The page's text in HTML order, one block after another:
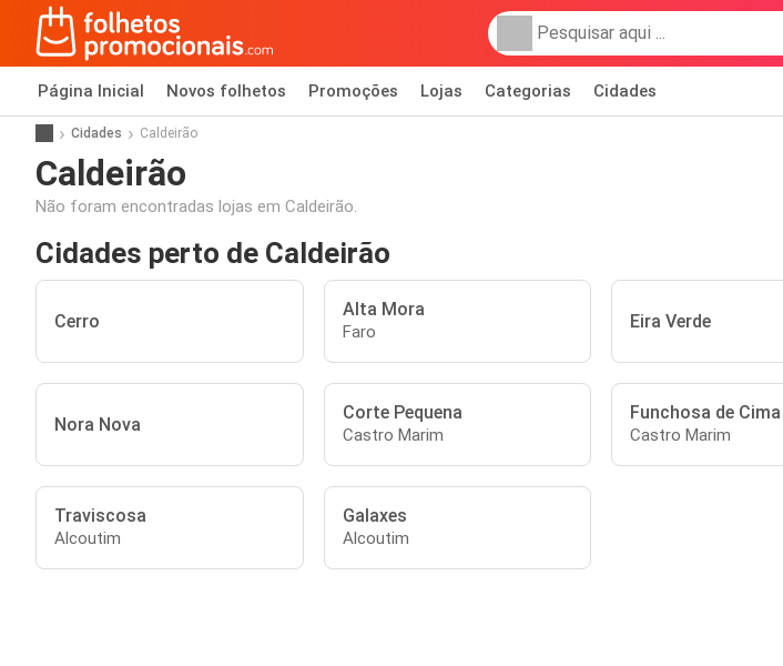
Página Inicial Novos folhetos Promoções Lojas Categorias Cidades
Cidades Caldeirão
Caldeirão
Não foram encontradas lojas em Caldeirão.
Cidades perto de Caldeirão
Cerro
Alta Mora
Faro Eira Verde
Nora Nova
Corte Pequena
Castro Marim
Funchosa de Cima
Castro Marim
Traviscosa
Alcoutim
Galaxes
Alcoutim